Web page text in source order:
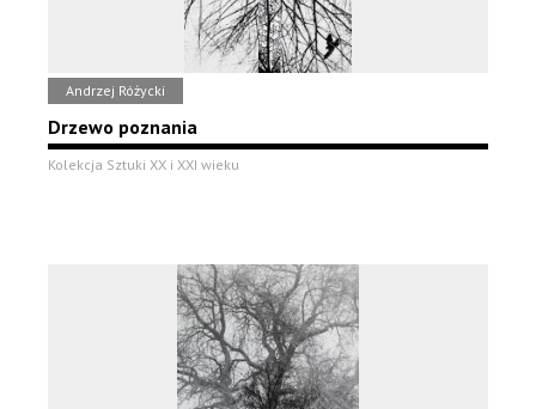
Andrzej Różycki
Drzewo poznania
Kolekcja Sztuki XX i XXI wieku